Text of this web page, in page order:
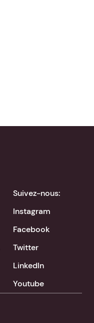
Suivez-nous:
Instagram
Facebook
Twitter
LinkedIn
Youtube